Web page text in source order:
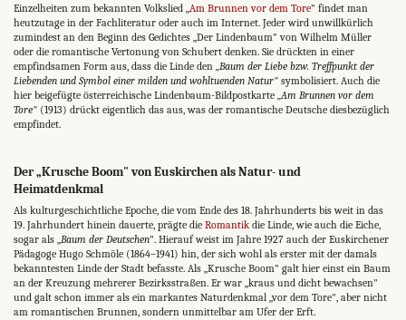
Einzelheiten zum bekannten Volkslied „Am Brunnen vor dem Tore" findet man
heutzutage in der Fachliteratur oder auch im Internet. Jeder wird unwillkürlich
zumindest an den Beginn des Gedichtes „Der Lindenbaum" von Wilhelm Müller
oder die romantische Vertonung von Schubert denken. Sie drückten in einer
empfindsamen Form aus, dass die Linde den „Baum der Liebe bzw. Treffpunkt der
Liebenden und Symbol einer milden und wohltuenden Natur" symbolisiert. Auch die
hier beigefügte österreichische Lindenbaum-Bildpostkarte „Am Brunnen vor dem
Tore" (1913) drückt eigentlich das aus, was der romantische Deutsche diesbezüglich
empfindet.
Der „Krusche Boom" von Euskirchen als Natur- und
Heimatdenkmal
Als kulturgeschichtliche Epoche, die vom Ende des 18. Jahrhunderts bis weit in das
19. Jahrhundert hinein dauerte, prägte die Romantikdie Linde, wie auch die Eiche,
sogar als „Baum der Deutschen". Hierauf weist im Jahre 1927 auch der Euskirchener
Pädagoge Hugo Schmöle (1864–1941) hin, der sich wohl als erster mit der damals
bekanntesten Linde der Stadt befasste. Als „Krusche Boom" galt hier einst ein Baum
an der Kreuzung mehrerer Bezirksstraßen. Er war „kraus und dicht bewachsen"
und galt schon immer als ein markantes Naturdenkmal „vor dem Tore", aber nicht
am romantischen Brunnen, sondern unmittelbar am Ufer der Erft.